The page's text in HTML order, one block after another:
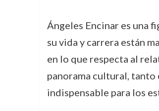
Ángeles Encinar es una
su vida y carrera están
en lo que respecta al
panorama cultural, tanto
indispensable para los